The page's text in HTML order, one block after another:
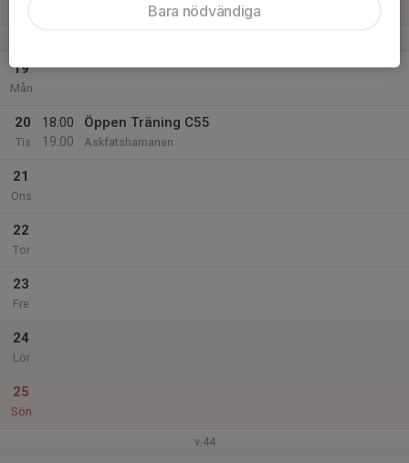
19
Mån
20
Tis
18:00
19:00
Öppen Träning C55
Askfatshamanen
21
Ons
22
Tor
23
Fre
24
Lör
25
Sön
v.44
Bara nödvändiga